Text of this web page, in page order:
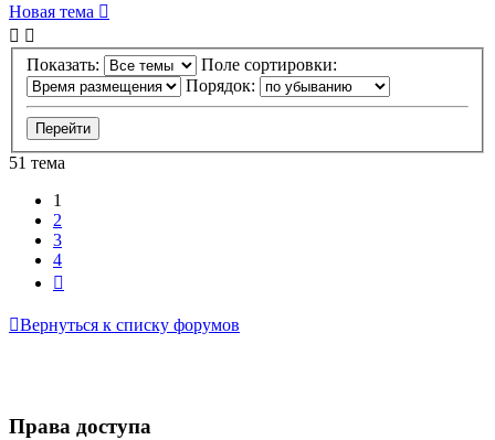
Новая тема
Показать:
Поле сортировки:
Порядок:
51 тема
1
2
3
4
Вернуться к списку форумов
Права доступа